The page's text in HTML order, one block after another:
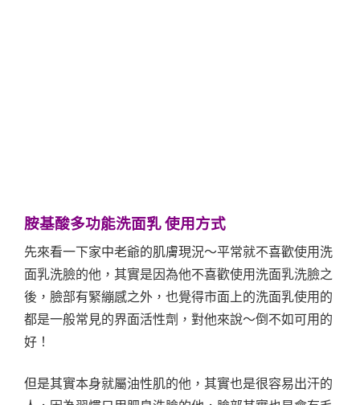
胺基酸多功能洗面乳 使用方式
先來看一下家中老爺的肌膚現況～平常就不喜歡使用洗
面乳洗臉的他，其實是因為他不喜歡使用洗面乳洗臉之
後，臉部有緊繃感之外，也覺得市面上的洗面乳使用的
都是一般常見的界面活性劑，對他來說～倒不如可用的
好！
但是其實本身就屬油性肌的他，其實也是很容易出汗的